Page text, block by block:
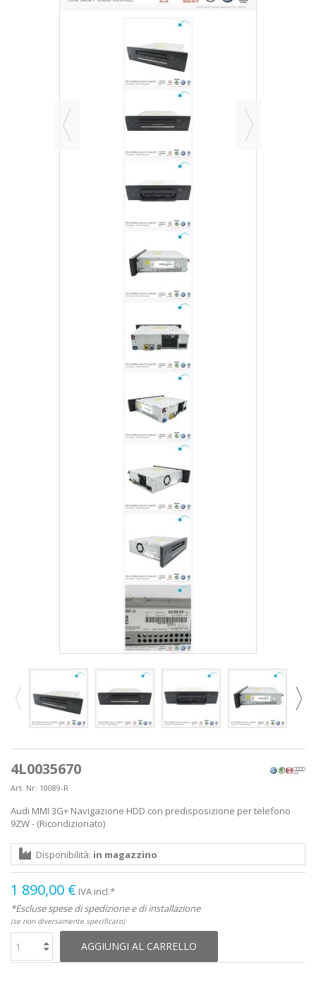
4L0035670
Art. Nr: 10089-R
Audi MMI 3G+ Navigazione HDD con predisposizione per telefono
9ZW - (Ricondizionato)
Disponibilità: in magazzino
1 890,00 € IVA incl.*
*Escluse spese di spedizione e di installazione
(se non diversamente specificato)
AGGIUNGI AL CARRELLO